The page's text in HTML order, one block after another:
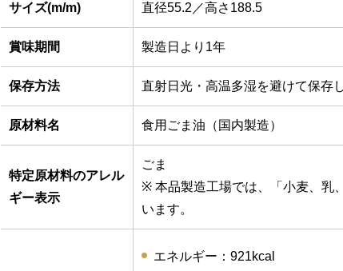
サイズ(m/m) 直径55.2／高さ188.5
賞味期間 製造日より1年
保存方法 直射日光・高温多湿を避けて保存
原材料名 食用ごま油（国内製造）
特定原材料のアレル
ギー表示
ごま
※ 本品製造工場では、「小麦、乳
います。
エネルギー：921kcal